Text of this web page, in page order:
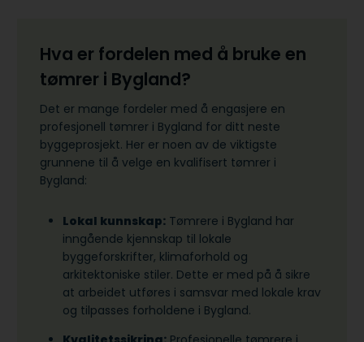
Hva er fordelen med å bruke en
tømrer i Bygland?
Det er mange fordeler med å engasjere en
profesjonell tømrer i Bygland for ditt neste
byggeprosjekt. Her er noen av de viktigste
grunnene til å velge en kvalifisert tømrer i
Bygland:
Lokal kunnskap: Tømrere i Bygland har
inngående kjennskap til lokale
byggeforskrifter, klimaforhold og
arkitektoniske stiler. Dette er med på å sikre
at arbeidet utføres i samsvar med lokale krav
og tilpasses forholdene i Bygland.